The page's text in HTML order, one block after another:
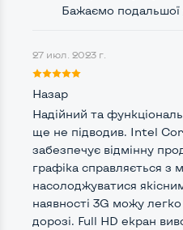
Русские и украинские
Оптический привод
Операционная система
Разъемы подключения:
Выход VGAНет
Бажаємо подальшої
27 июл. 2023 г.
Назар
Надійний та
ще не підводив. Intel
забезпечує відмінну
графіка справляється з
насолоджуватися
наявності 3G можу
дорозі. Full HD екран